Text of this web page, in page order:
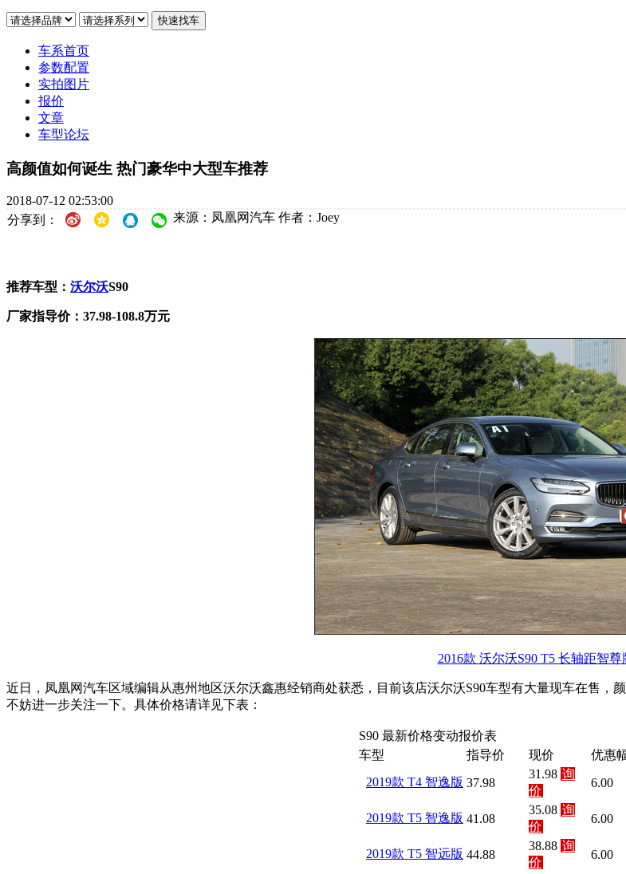
车系首页
参数配置
实拍图片
报价
文章
车型论坛
高颜值如何诞生 热门豪华中大型车推荐
2018-07-12 02:53:00
分享到：
来源：凤凰网汽车 作者：Joey
推荐车型： 沃尔沃S90
厂家指导价：37.98-108.8万元
2016款 沃尔沃S90 T5 长轴距智尊
近日，凤凰网汽车区域编辑从惠州地区沃尔沃鑫惠经销商处获悉，目前该店沃尔沃S90车型有大量现车在售
不妨进一步关注一下。具体价格请详见下表：
S90 最新价格变动报价表
车型 指导价 现价 优惠
2019款 T4 智逸版 37.98
31.98 询
价
6.00
2019款 T5 智逸版 41.08
35.08 询
价
6.00
2019款 T5 智远版 44.88
38.88 询
价
6.00